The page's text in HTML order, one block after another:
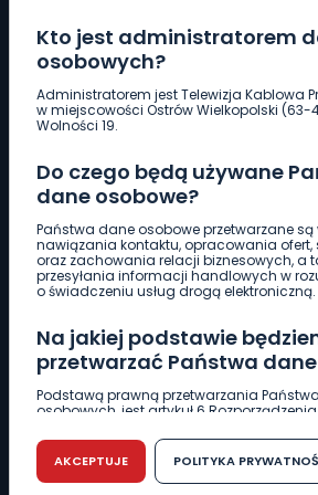
Kto jest administratorem
osobowych?
Administratorem jest Telewizja Kablowa
w miejscowości Ostrów Wielkopolski (63-
Wolności 19.
Do czego będą używane
dane osobowe?
Państwa dane osobowe przetwarzane są
nawiązania kontaktu, opracowania ofert,
oraz zachowania relacji biznesowych, a
przesyłania informacji handlowych w
o świadczeniu usług drogą elektroniczną.
Na jakiej podstawie
przetwarzać Państwa
Podstawą prawną przetwarzania
osobowych, jest artykuł 6
r. w sprawie ochrony osób fizycznych w
przetwarzaniem danych osobowych w
swobodnego przepływu takich danych
dyrektywy 95/46/WE (RODO).
AKCEPTUJE POLITYKA
Pobierz logotyp
661 997 997
REDAKCJA
62 735 22 22
DZIAŁ REKLAMY
62 735 01 85
CIEKAWOSTKI